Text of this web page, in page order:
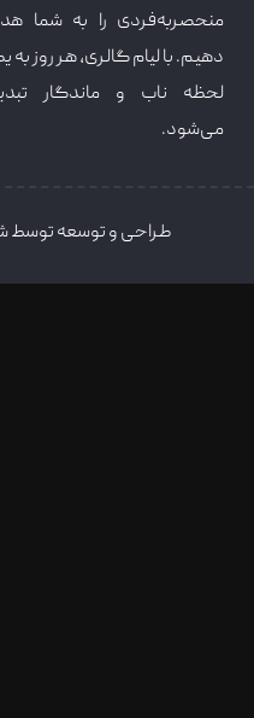
منحصربه‌فردی را به شما هدیه
دهیم. با لیام گالری، هر روز به یک
لحظه ناب و ماندگار تبدیل
می‌شود.
طراحی و توسعه توسط